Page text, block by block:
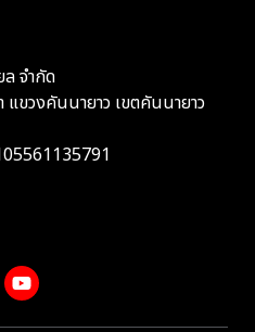
จำกัด
ขวงคันนายาว เขตคันนายาว